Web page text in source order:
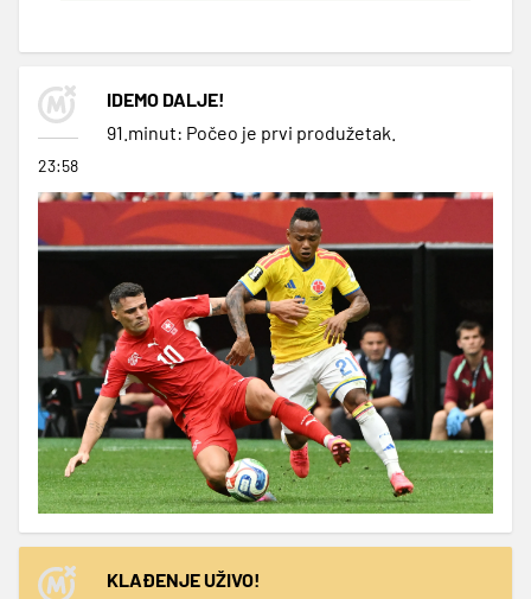
23:58
IDEMO DALJE!
91.minut: Počeo je prvi produžetak.
KLAĐENJE UŽIVO!